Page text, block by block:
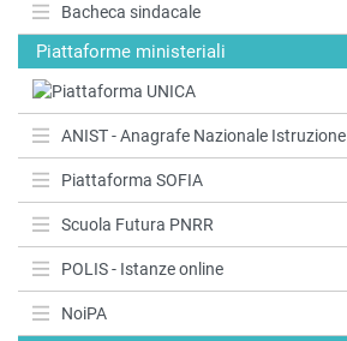
Bacheca sindacale
Piattaforme ministeriali
ANIST - Anagrafe Nazionale Istruzione
Piattaforma SOFIA
Scuola Futura PNRR
POLIS - Istanze online
NoiPA